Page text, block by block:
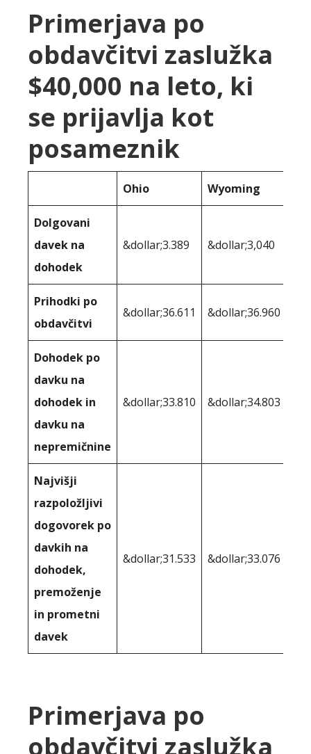
Primerjava po
obdavčitvi zaslužka
$40,000 na leto, ki
se prijavlja kot
posameznik
Ohio Wyoming
Dolgovani
davek na
dohodek
&dollar;3.389 &dollar;3,040
Prihodki po
obdavčitvi
&dollar;36.611 &dollar;36.960
Dohodek po
davku na
dohodek in
davku na
nepremičnine
&dollar;33.810 &dollar;34.803
Najvišji
razpoložljivi
dogovorek po
davkih na
dohodek,
premoženje
in prometni
davek
&dollar;31.533 &dollar;33.076
Primerjava po
obdavčitvi zaslužka